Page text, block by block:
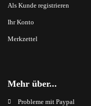
Als Kunde registrieren
Ihr Konto
Merkzettel
Mehr über...
Probleme mit Paypal